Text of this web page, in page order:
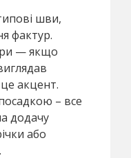
шви,
фактур.
— якщо
акцент.
– все
додачу
або